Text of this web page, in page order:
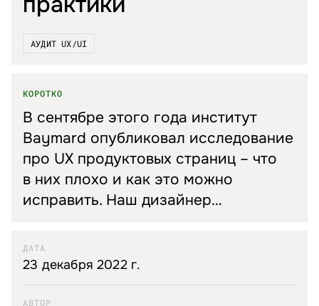
АУДИТ UX/⁠UI
КОРОТКО
В сентябре этого года институт
Baymard опубликовал исследование
про UX продуктовых страниц – что
в них плохо и как это можно
исправить. Наш дизайнер…
ДАТА
23 декабря 2022 г.
АВТОР